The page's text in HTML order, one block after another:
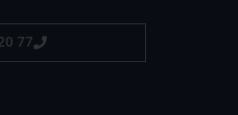
77